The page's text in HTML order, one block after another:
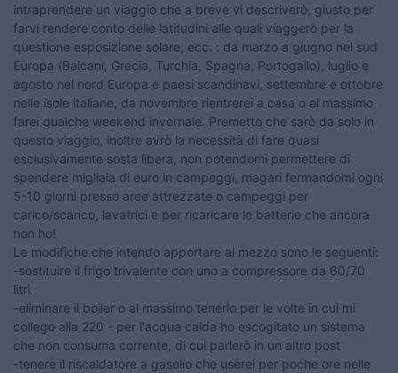
intraprendere un viaggio che a breve vi descriverò, giusto per
farvi rendere conto delle latitudini alle quali viaggerò per la
questione esposizione solare, ecc. : da marzo a giugno nel sud
Europa (Balcani, Grecia, Turchia, Spagna, Portogallo), luglio e
agosto nel nord Europa e paesi scandinavi, settembre e ottobre
nelle isole italiane, da novembre rientrerei a casa o al massimo
farei qualche weekend invernale. Premetto che sarò da solo in
questo viaggio, inoltre avrò la necessità di fare quasi
esclusivamente sosta libera, non potendomi permettere di
spendere migliaia di euro in campeggi, magari fermandomi ogni
5-10 giorni presso aree attrezzate o campeggi per
carico/scarico, lavatrici e per ricaricare le batterie che ancora
non ho!
Le modifiche che intendo apportare al mezzo sono le seguenti:
-sostituire il frigo trivalente con uno a compressore da 60/70
litri
-eliminare il boiler o al massimo tenerlo per le volte in cui mi
collego alla 220 - per l'acqua calda ho escogitato un sistema
che non consuma corrente, di cui parlerò in un altro post
-tenere il riscaldatore a gasolio che userei per poche ore nelle